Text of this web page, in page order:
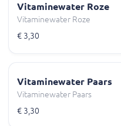
Vitaminewater Roze
Vitaminewater Roze
€ 3,30
Vitaminewater Paars
Vitaminewater Paars
€ 3,30